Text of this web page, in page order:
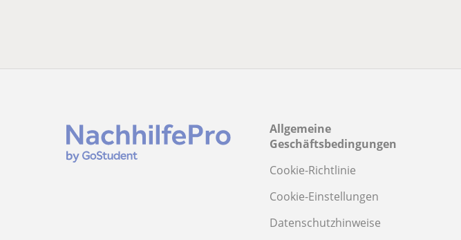
Allgemeine
Geschäftsbedingungen
Cookie-Richtlinie
Cookie-Einstellungen
Datenschutzhinweise